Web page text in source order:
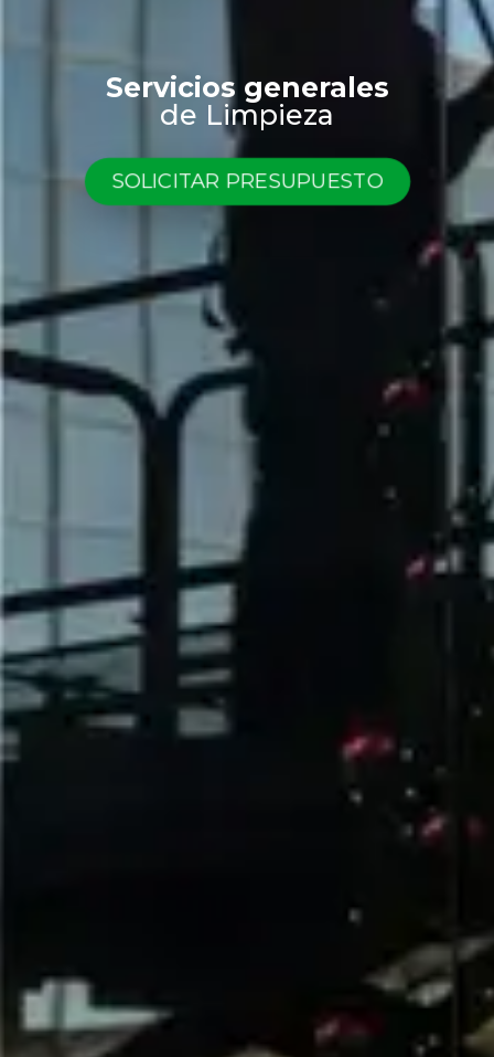
Servicios generales
de Limpieza
SOLICITAR PRESUPUESTO